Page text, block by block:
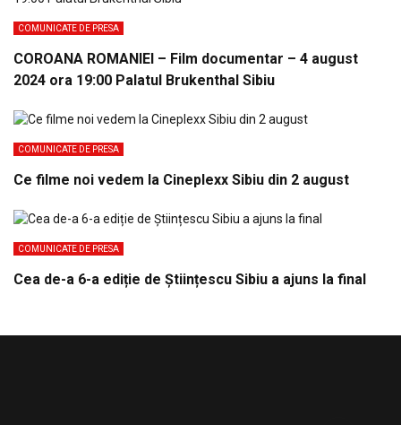
COMUNICATE DE PRESA
COROANA ROMANIEI – Film documentar – 4 august
2024 ora 19:00 Palatul Brukenthal Sibiu
COMUNICATE DE PRESA
Ce filme noi vedem la Cineplexx Sibiu din 2 august
COMUNICATE DE PRESA
Cea de-a 6-a ediție de Științescu Sibiu a ajuns la final